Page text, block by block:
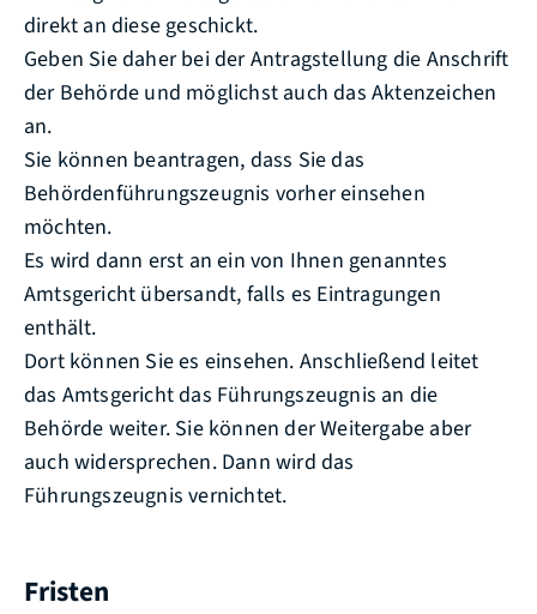
direkt an diese geschickt.
Geben Sie daher bei der Antragstellung die Anschrift
der Behörde und möglichst auch das Aktenzeichen
an.
Sie können beantragen, dass Sie das
Behördenführungszeugnis vorher einsehen
möchten.
Es wird dann erst an ein von Ihnen genanntes
Amtsgericht übersandt, falls es Eintragungen
enthält.
Dort können Sie es einsehen. Anschließend leitet
das Amtsgericht das Führungszeugnis an die
Behörde weiter. Sie können der Weitergabe aber
auch widersprechen. Dann wird das
Führungszeugnis vernichtet.
Fristen